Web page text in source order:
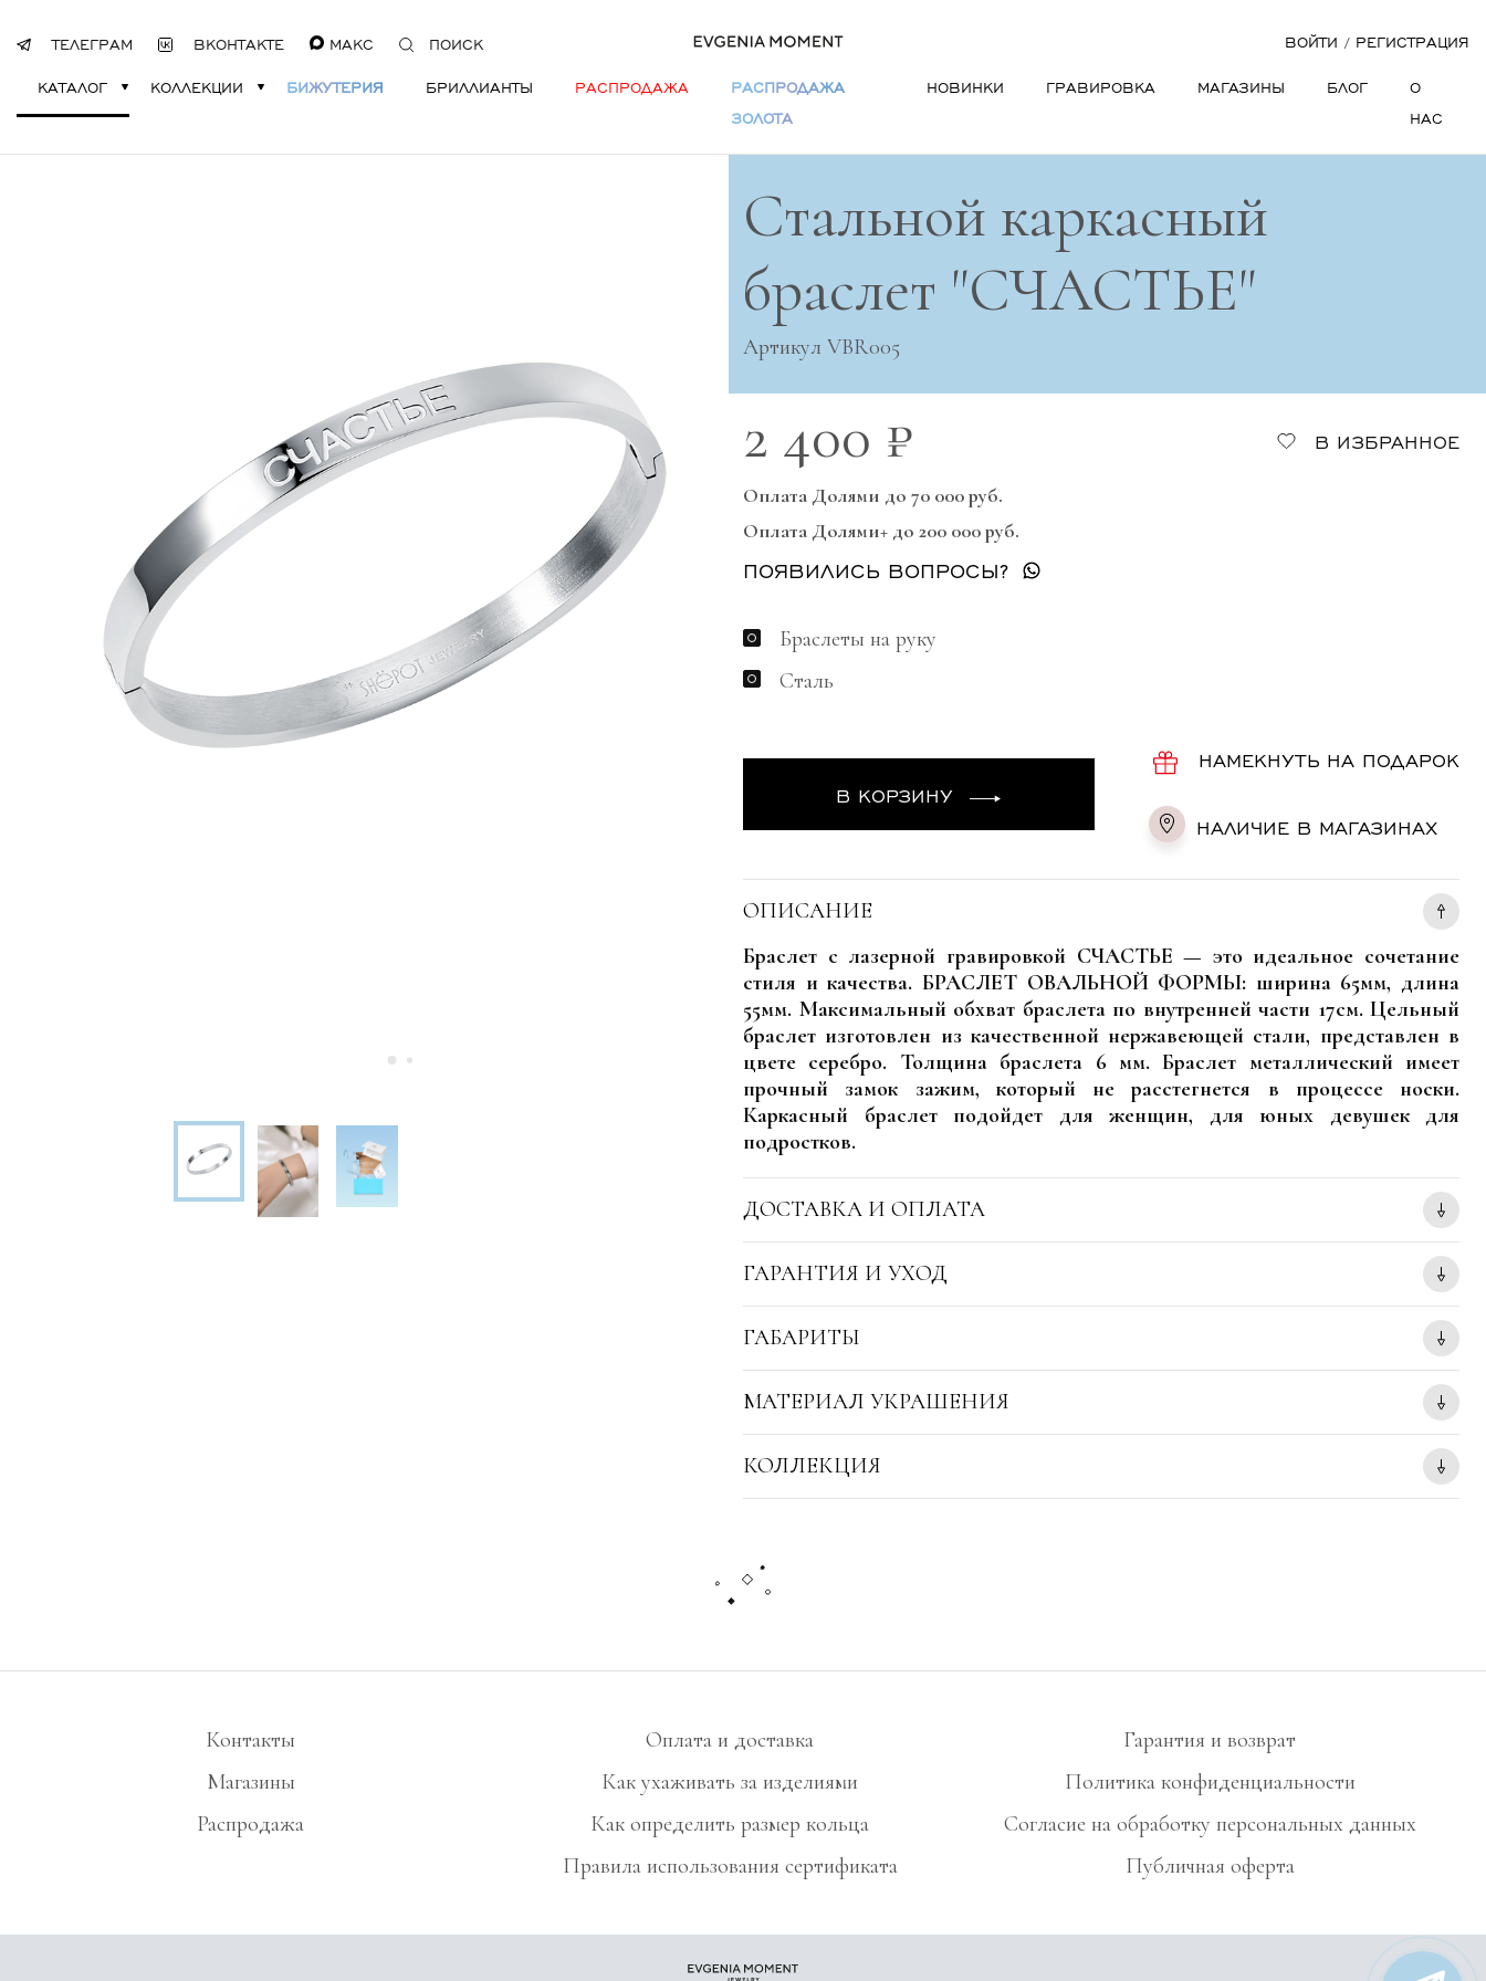
ТЕЛЕГРАМ ВКОНТАКТЕ МАКС ПОИСК ВОЙТИ / РЕГИСТРАЦИЯ
КАТАЛОГ КОЛЛЕКЦИИ БИЖУТЕРИЯ БРИЛЛИАНТЫ РАСПРОДАЖА
РАСПРОДАЖА
ЗОЛОТА
НОВИНКИ ГРАВИРОВКА МАГАЗИНЫ БЛОГ
О
НАС
Стальной каркасный
браслет "СЧАСТЬЕ"
Артикул VBR005
2 400 ₽ В ИЗБРАННОЕ
Оплата Долями до 70 000 руб.
Оплата Долями+ до 200 000 руб.
ПОЯВИЛИСЬ ВОПРОСЫ?
Браслеты на руку
Сталь
В КОРЗИНУ
НАМЕКНУТЬ НА ПОДАРОК
НАЛИЧИЕ В МАГАЗИНАХ
ОПИСАНИЕ
Браслет с лазерной гравировкой СЧАСТЬЕ — это идеальное сочетание
стиля и качества. БРАСЛЕТ ОВАЛЬНОЙ ФОРМЫ: ширина 65мм, длина
55мм. Максимальный обхват браслета по внутренней части 17см. Цельный
браслет изготовлен из качественной нержавеющей стали, представлен в
цвете серебро. Толщина браслета 6 мм. Браслет металлический имеет
прочный замок зажим, который не расстегнется в процессе носки.
Каркасный браслет подойдет для женщин, для юных девушек для
подростков.
ДОСТАВКА И ОПЛАТА
ГАРАНТИЯ И УХОД
ГАБАРИТЫ
МАТЕРИАЛ УКРАШЕНИЯ
КОЛЛЕКЦИЯ
Контакты
Магазины
Распродажа
Оплата и доставка
Как ухаживать за изделиями
Как определить размер кольца
Правила использования сертификата
Гарантия и возврат
Политика конфиденциальности
Согласие на обработку персональных данных
Публичная оферта